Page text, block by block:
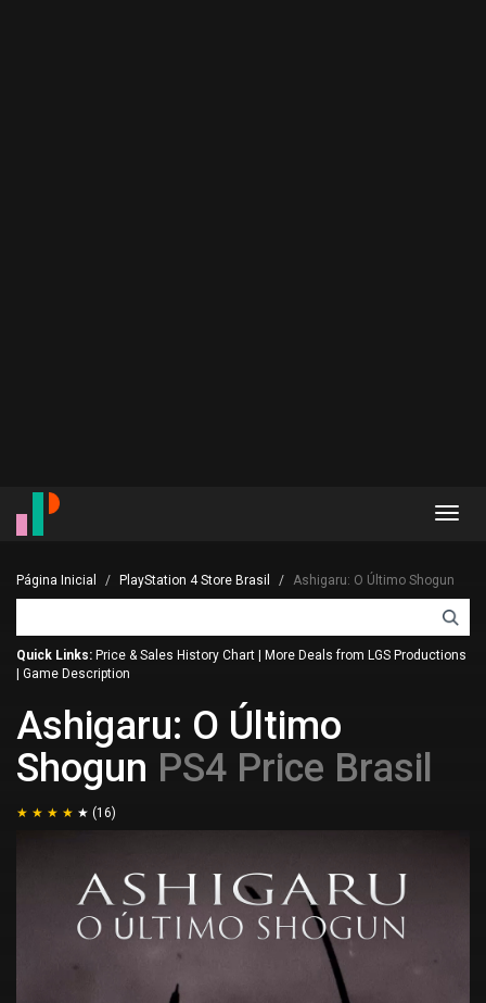
Página Inicial PlayStation 4 Store Brasil Ashigaru: O Último Shogun
Quick Links: Price & Sales History Chart
More Deals from LGS Productions
Game Description
Ashigaru: O Último
Shogun PS4 Price Brasil
(16)